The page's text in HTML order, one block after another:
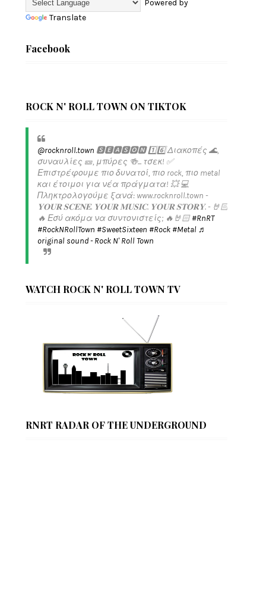
Powered by
Translate
Facebook
ROCK N' ROLL TOWN ON TIKTOK
@rocknroll.town 🆂🅴🅰🆂🅾🅽 1️⃣6️⃣ Διακοπές 🌊,
συναυλίες 🎫, μπύρες 🍻... τσεκ! ✅️
Επιστρέφουμε πιο δυνατοί, πιο rock, πιο metal
και έτοιμοι για νέα πράγματα! 💥 💻
Πληκτρολογούμε ξανά: www.rocknroll.town -
𝐘𝐎𝐔𝐑 𝐒𝐂𝐄𝐍𝐄. 𝐘𝐎𝐔𝐑 𝐌𝐔𝐒𝐈𝐂. 𝐘𝐎𝐔𝐑 𝐒𝐓𝐎𝐑𝐘. - 🤘🏻
🔥 Εσύ ακόμα να συντονιστείς; 🔥🤘🏻#RnRT
#RockNRollTown #SweetSixteen #Rock #Metal ♬
original sound - Rock N' Roll Town
WATCH ROCK N' ROLL TOWN TV
RNRT RADAR OF THE UNDERGROUND